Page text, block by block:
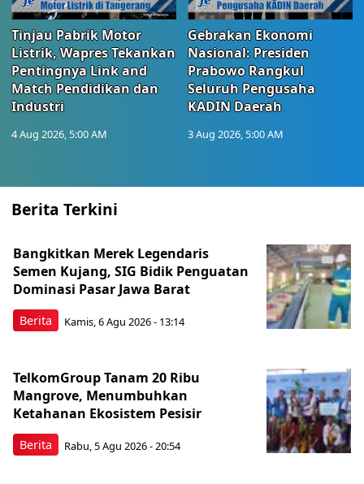
Tinjau Pabrik Motor
Listrik, Wapres Tekankan
Pentingnya Link and
Match Pendidikan dan
Industri
4 Aug 2026, 5:00 AM
Gebrakan Ekonomi
Nasional: Presiden
Prabowo Rangkul
Seluruh Pengusaha
KADIN Daerah
3 Aug 2026, 5:00 AM
Berita Terkini
Berita
Bangkitkan Merek Legendaris
Semen Kujang, SIG Bidik Penguatan
Dominasi Pasar Jawa Barat
Kamis, 6 Agu 2026 - 13:14
Berita
TelkomGroup Tanam 20 Ribu
Mangrove, Menumbuhkan
Ketahanan Ekosistem Pesisir
Rabu, 5 Agu 2026 - 20:54